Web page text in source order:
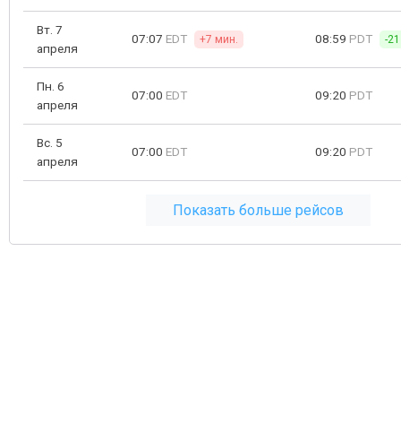
Вт. 7
апреля
07:07 EDT +7 мин. 08:59 PDT -
Пн. 6
апреля
07:00 EDT 09:20 PDT
Вс. 5
апреля
07:00 EDT 09:20 PDT
Показать больше рейсов